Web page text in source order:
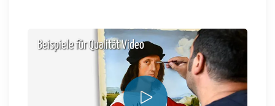
Beispiele für Qualität Video